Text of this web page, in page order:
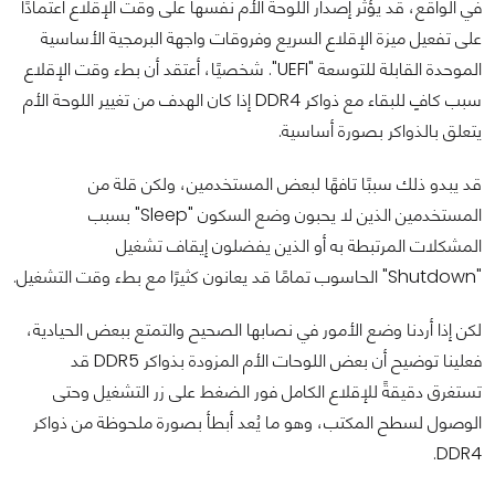
في الواقع، قد يؤثر إصدار اللوحة الأم نفسها على وقت الإقلاع اعتمادًا
على تفعيل ميزة الإقلاع السريع وفروقات واجهة البرمجية الأساسية
الموحدة القابلة للتوسعة "UEFI". شخصيًا، أعتقد أن بطء وقت الإقلاع
سبب كافٍ للبقاء مع ذواكر DDR4 إذا كان الهدف من تغيير اللوحة الأم
يتعلق بالذواكر بصورة أساسية.
قد يبدو ذلك سببًا تافهًا لبعض المستخدمين، ولكن قلة من
المستخدمين الذين لا يحبون وضع السكون "Sleep" بسبب
المشكلات المرتبطة به أو الذين يفضلون إيقاف تشغيل
"Shutdown" الحاسوب تمامًا قد يعانون كثيرًا مع بطء وقت التشغيل.
لكن إذا أردنا وضع الأمور في نصابها الصحيح والتمتع ببعض الحيادية،
فعلينا توضيح أن بعض اللوحات الأم المزودة بذواكر DDR5 قد
تستغرق دقيقةً للإقلاع الكامل فور الضغط على زر التشغيل وحتى
الوصول لسطح المكتب، وهو ما يُعد أبطأ بصورة ملحوظة من ذواكر
DDR4.